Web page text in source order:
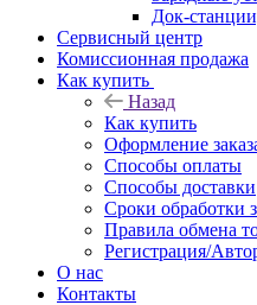
Док-
Сервисный центр
Комиссионная продажа
Как купить
Назад
Как купить
Оформление
Способы оплаты
Способы доставки
Сроки обработки
Правила обмена
Регистрация/
О нас
Контакты